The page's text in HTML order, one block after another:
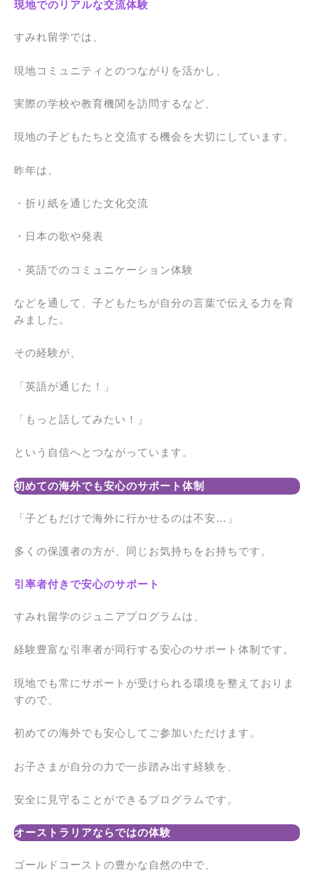
現地でのリアルな交流体験
すみれ留学では、
現地コミュニティとのつながりを活かし、
実際の学校や教育機関を訪問するなど、
現地の子どもたちと交流する機会を大切にしています。
昨年は、
・折り紙を通じた文化交流
・日本の歌や発表
・英語でのコミュニケーション体験
などを通して、子どもたちが自分の言葉で伝える力を育
みました。
その経験が、
「英語が通じた！」
「もっと話してみたい！」
という自信へとつながっています。
初めての海外でも安心のサポート体制
「子どもだけで海外に行かせるのは不安…」
多くの保護者の方が、同じお気持ちをお持ちです。
引率者付きで安心のサポート
すみれ留学のジュニアプログラムは、
経験豊富な引率者が同行する安心のサポート体制です。
現地でも常にサポートが受けられる環境を整えておりま
すので、
初めての海外でも安心してご参加いただけます。
お子さまが自分の力で一歩踏み出す経験を、
安全に見守ることができるプログラムです。
オーストラリアならではの体験
ゴールドコーストの豊かな自然の中で、